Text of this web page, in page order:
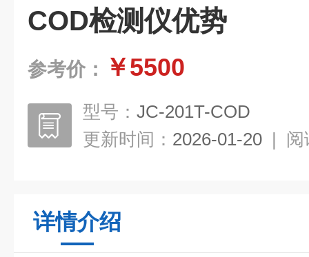
COD检测仪优势
参考价： ￥5500
型号： JC-201T-COD
更新时间： 2026-01-20 | 阅
详情介绍